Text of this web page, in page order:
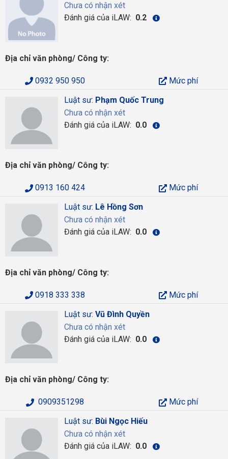
Chưa có nhận xét
Đánh giá của iLAW: 0.2
Địa chỉ văn phòng/ Công ty:
0932 950 950
Mức phí
Luật sư: Phạm Quốc Trung
Chưa có nhận xét
Đánh giá của iLAW: 0.0
Địa chỉ văn phòng/ Công ty:
0913 160 424
Mức phí
Luật sư: Lê Hồng Sơn
Chưa có nhận xét
Đánh giá của iLAW: 0.0
Địa chỉ văn phòng/ Công ty:
0918 333 338
Mức phí
Luật sư: Vũ Đình Quyền
Chưa có nhận xét
Đánh giá của iLAW: 0.0
Địa chỉ văn phòng/ Công ty:
0909351298
Mức phí
Luật sư: Bùi Ngọc Hiếu
Chưa có nhận xét
Đánh giá của iLAW: 0.0